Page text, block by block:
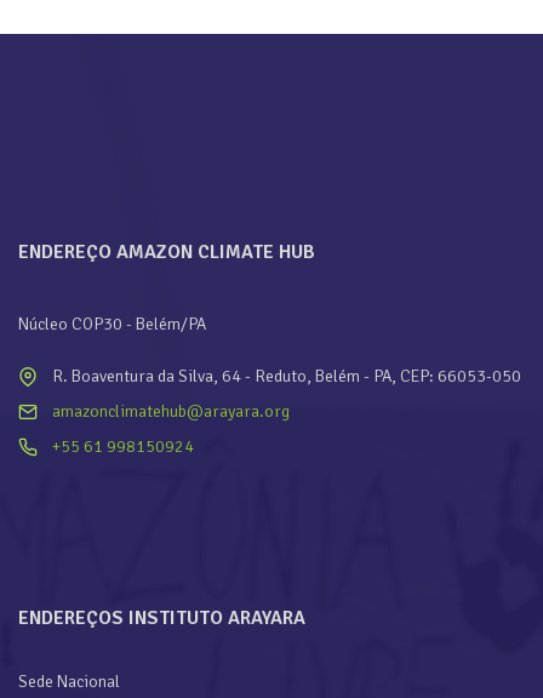
ENDEREÇO AMAZON CLIMATE HUB
Núcleo COP30 - Belém/PA
R. Boaventura da Silva, 64 - Reduto, Belém - PA, CEP: 66053-050
amazonclimatehub@arayara.org
+55 61 998150924
ENDEREÇOS INSTITUTO ARAYARA
Sede Nacional